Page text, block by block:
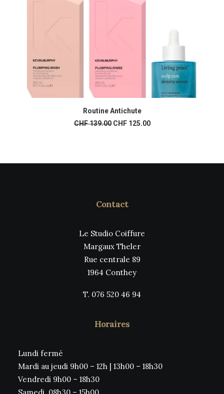
Routine Antichute
CHF139.00 Le
CHF125.00Le
Contact
Le Studio Coiffure
Margaux Theler
Rue centrale 89
1964 Conthey
T. 076 520 46 94
Horaires
Lundi fermé
Mardi au jeudi 9h00 – 12h | 13h00 – 18h30
Vendredi 9h00 – 18h30